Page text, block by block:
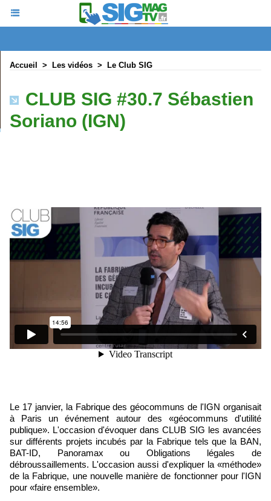
Accueil > Les vidéos > Le Club SIG
CLUB SIG #30.7 Sébastien
Soriano (IGN)
Le 17 janvier, la Fabrique des géocommuns de l'IGN organisait
à Paris un événement autour des «géocommuns d'utilité
publique». L'occasion d'évoquer dans CLUB SIG les avancées
sur différents projets incubés par la Fabrique tels que la BAN,
BAT-ID, Panoramax ou Obligations légales de
débroussaillements. L'occasion aussi d'expliquer la «méthode»
de la Fabrique, une nouvelle manière de fonctionner pour l'IGN
pour «faire ensemble».